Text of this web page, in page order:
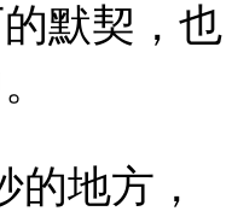
默契，也
的地方，